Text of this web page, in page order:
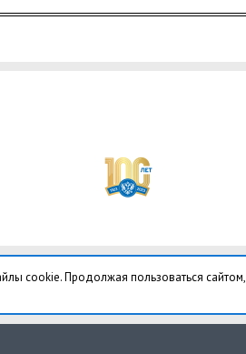
cookie. Продолжая пользоваться